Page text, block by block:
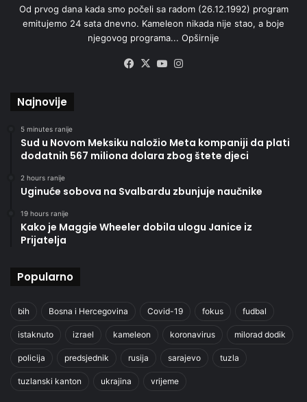
Od prvog dana kada smo počeli sa radom (26.12.1992) program
emitujemo 24 sata dnevno. Kameleon nikada nije stao, a boje
njegovog programa... Opširnije
Facebook
X YouTube
Najnovije
5 minutes ranije
Sud u Novom Meksiku naložio Meta kompaniji da plati
dodatnih 567 miliona dolara zbog štete djeci
2 hours ranije
Uginuće sobova na Svalbardu zbunjuje naučnike
19 hours ranije
Kako je Maggie Wheeler dobila ulogu Janice iz
Prijatelja
Popularno
bih Bosna i Hercegovina Covid-19 fokus fudbal
istaknuto izrael kameleon koronavirus milorad dodik
policija predsjednik rusija sarajevo tuzla
tuzlanski kanton ukrajina vrijeme